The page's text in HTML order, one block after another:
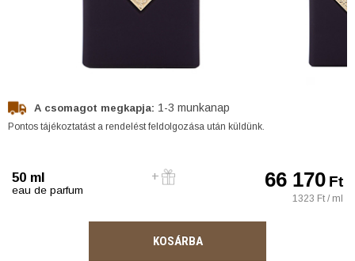
A csomagot megkapja: 1-3 munkanap
Pontos tájékoztatást a rendelést feldolgozása után küldünk.
50 ml
eau de parfum 66 170Ft
1323 Ft / ml
KOSÁRBA